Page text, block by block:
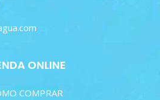
ONLINE
COMPRAR